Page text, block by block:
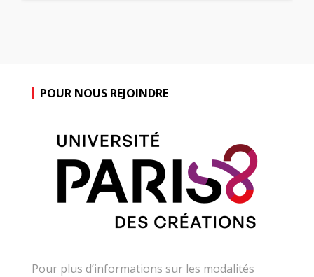
POUR NOUS REJOINDRE
Pour plus d’informations sur les modalités